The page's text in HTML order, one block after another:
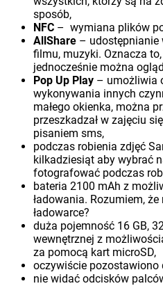
sposób,
NFC – wymiana plików
AllShare – udostępnianie
filmu, muzyki. Oznacza
jednocześnie można
Pop Up Play – umożliwia
wykonywania innych
małego okienka, można
przeszkadzał w zajęciu
pisaniem sms,
podczas robienia zdjęć
kilkadziesiąt aby wybrać
fotografować podczas
bateria 2100 mAh z
ładowania. Rozumiem,
ładowarce?
duża pojemność 16 GB,
wewnętrznej z
za pomocą kart microSD,
oczywiście pozostawiono
nie widać odcisków